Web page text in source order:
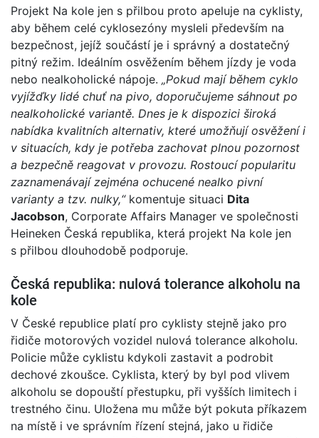
Projekt Na kole jen s přilbou proto apeluje na cyklisty,
aby během celé cyklosezóny mysleli především na
bezpečnost, jejíž součástí je i správný a dostatečný
pitný režim. Ideálním osvěžením během jízdy je voda
nebo nealkoholické nápoje. „Pokud mají během cyklo
vyjížďky lidé chuť na pivo, doporučujeme sáhnout po
nealkoholické variantě. Dnes je k dispozici široká
nabídka kvalitních alternativ, které umožňují osvěžení i
v situacích, kdy je potřeba zachovat plnou pozornost
a bezpečně reagovat v provozu. Rostoucí popularitu
zaznamenávají zejména ochucené nealko pivní
varianty a tzv. nulky,“komentuje situaci Dita
Jacobson, Corporate Affairs Manager ve společnosti
Heineken Česká republika, která projekt Na kole jen
s přilbou dlouhodobě podporuje.
Česká republika: nulová tolerance alkoholu na
kole
V České republice platí pro cyklisty stejně jako pro
řidiče motorových vozidel nulová tolerance alkoholu.
Policie může cyklistu kdykoli zastavit a podrobit
dechové zkoušce. Cyklista, který by byl pod vlivem
alkoholu se dopouští přestupku, při vyšších limitech i
trestného činu. Uložena mu může být pokuta příkazem
na místě i ve správním řízení stejná, jako u řidiče